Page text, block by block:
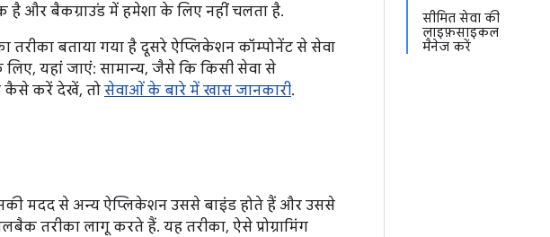
सीमित सेवा की
लाइफ़साइकल
मैनेज करें
और बैकग्राउंड में हमेशा के लिए नहीं चलता है.
बताया गया है दूसरे ऐप्लिकेशन कॉम्पोनेंट से सेवा
यहां जाएं: सामान्य, जैसे कि किसी सेवा से
कैसे करें देखें, तो सेवाओं के बारे में खास जानकारी.
मदद से अन्य ऐप्लिकेशन उससे बाइंड होते हैं और उससे
तरीका लागू करते हैं. यह तरीका, ऐसे प्रोग्रामिंग